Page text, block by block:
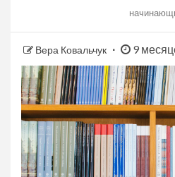
Вера Ковальчук 9